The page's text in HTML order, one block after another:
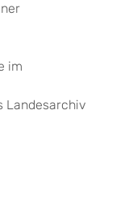
im
Landesarchiv